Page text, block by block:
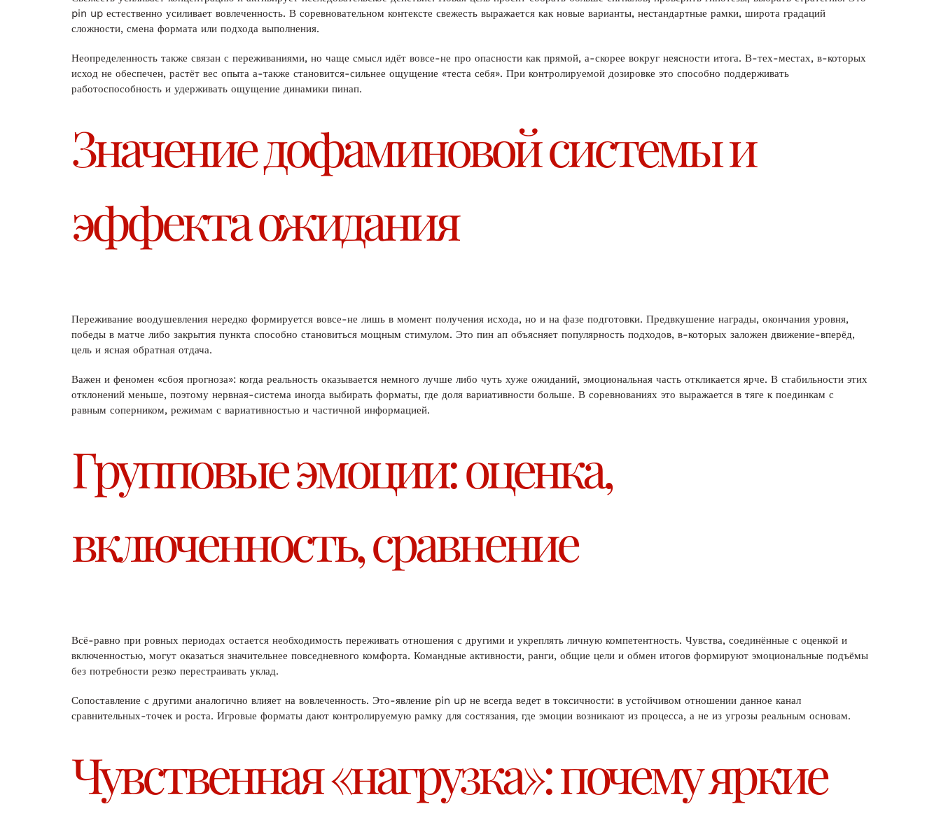
pin up естественно усиливает вовлеченность. В соревновательном контексте свежесть выражается как новые варианты, нестандартные рамки, широта градаций
сложности, смена формата или подхода выполнения.
Неопределенность также связан с переживаниями, но чаще смысл идёт вовсе-не про опасности как прямой, а-скорее вокруг неясности итога. В-тех-местах, в-которых
исход не обеспечен, растёт вес опыта а-также становится-сильнее ощущение «теста себя». При контролируемой дозировке это способно поддерживать
работоспособность и удерживать ощущение динамики пинап.
Значение дофаминовой системы и
эффекта ожидания
Переживание воодушевления нередко формируется вовсе-не лишь в момент получения исхода, но и на фазе подготовки. Предвкушение награды, окончания уровня,
победы в матче либо закрытия пункта способно становиться мощным стимулом. Это пин ап объясняет популярность подходов, в-которых заложен движение-вперёд,
цель и ясная обратная отдача.
Важен и феномен «сбоя прогноза»: когда реальность оказывается немного лучше либо чуть хуже ожиданий, эмоциональная часть откликается ярче. В стабильности этих
отклонений меньше, поэтому нервная-система иногда выбирать форматы, где доля вариативности больше. В соревнованиях это выражается в тяге к поединкам с
равным соперником, режимам с вариативностью и частичной информацией.
Групповые эмоции: оценка,
включенность, сравнение
Всё-равно при ровных периодах остается необходимость переживать отношения с другими и укреплять личную компетентность. Чувства, соединённые с оценкой и
включенностью, могут оказаться значительнее повседневного комфорта. Командные активности, ранги, общие цели и обмен итогов формируют эмоциональные подъёмы
без потребности резко перестраивать уклад.
Сопоставление с другими аналогично влияет на вовлеченность. Это-явление pin up не всегда ведет в токсичности: в устойчивом отношении данное канал
сравнительных-точек и роста. Игровые форматы дают контролируемую рамку для состязания, где эмоции возникают из процесса, а не из угрозы реальным основам.
Чувственная «нагрузка»: почему яркие